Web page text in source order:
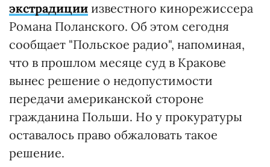
экстрадиции известного кинорежиссера
Романа Поланского. Об этом сегодня
сообщает "Польское радио", напоминая,
что в прошлом месяце суд в Кракове
вынес решение о недопустимости
передачи американской стороне
гражданина Польши. Но у прокуратуры
оставалось право обжаловать такое
решение.